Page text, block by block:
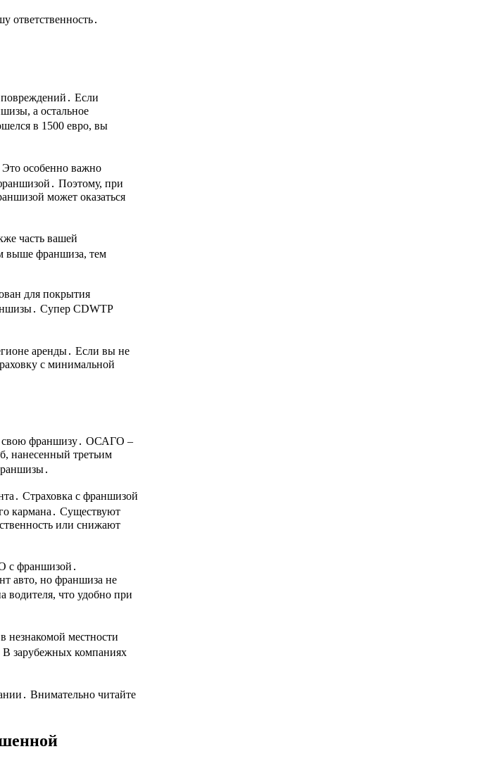
ответственность․
Если
а остальное
в 1500 евро, вы
особенно важно
Поэтому, при
может оказаться
часть вашей
выше франшиза, тем
для покрытия
Супер CDWTP
аренды․ Если вы не
с минимальной
свою франшизу․ ОСАГО –
нанесенный третьим
Страховка с франшизой
кармана․ Существуют
или снижают
с франшизой․
авто, но франшиза не
что удобно при
незнакомой местности
зарубежных компаниях
Внимательно читайте